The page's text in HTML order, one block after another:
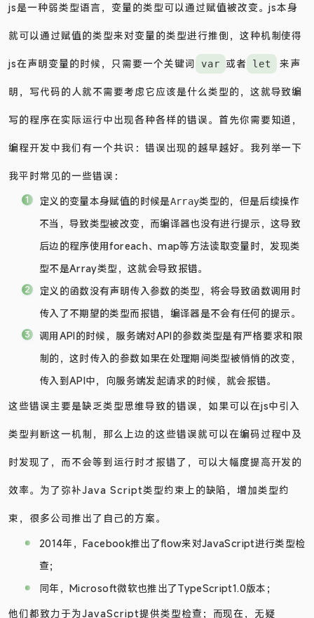
js是一种弱类型语言，变量的类型可以通过赋值被改变。js本身
就可以通过赋值的类型来对变量的类型进行推倒，这种机制使得
js在声明变量的时候，只需要一个关键词 var 或者 let 来声
明，写代码的人就不需要考虑它应该是什么类型的，这就导致编
写的程序在实际运行中出现各种各样的错误。首先你需要知道，
编程开发中我们有一个共识：错误出现的越早越好。我列举一下
我平时常见的一些错误：
定义的变量本身赋值的时候是Array类型的，但是后续操作
不当，导致类型被改变，而编译器也没有进行提示，这导致
后边的程序使用foreach、map等方法读取变量时，发现类
型不是Array类型，这就会导致报错。
定义的函数没有声明传入参数的类型，将会导致函数调用时
传入了不期望的类型而报错，编译器是不会有任何的提示。
调用API的时候，服务端对API的参数类型是有严格要求和限
制的，这时传入的参数如果在处理期间类型被悄悄的改变，
传入到API中，向服务端发起请求的时候，就会报错。
这些错误主要是缺乏类型思维导致的错误，如果可以在js中引入
类型判断这一机制，那么上边的这些错误就可以在编码过程中及
时发现了，而不会等到运行时才报错了，可以大幅度提高开发的
效率。为了弥补Java Script类型约束上的缺陷，增加类型约
束，很多公司推出了自己的方案。
2014年，Facebook推出了flow来对JavaScript进行类型检
查；
同年，Microsoft微软也推出了TypeScript1.0版本；
他们都致力于为JavaScript提供类型检查；而现在，无疑